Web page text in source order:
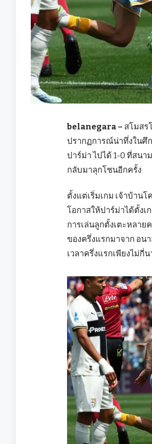
belanegara – สโมสร
ปรากฏการณ์น่าทึ่งในศึ
ปาร์ม่า ไปได้ 1-0 ที่สน
กลับมาลุกโชนอีกครั้ง
ตั้งแต่เริ่มเกม เจ้าบ้าน
โอกาสให้ปาร์ม่าได้ตั้ง
การเล่นลูกตั้งเตะหลา
ของครึ่งแรกมาจาก อน
เวลาครึ่งแรกเพียงไม่กี่น